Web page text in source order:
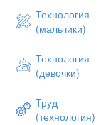
Технология
(мальчики)
Технология
(девочки)
Труд
(технология)